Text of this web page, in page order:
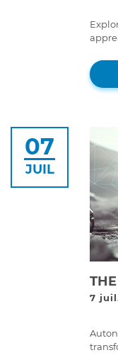
duty
07
JUIL
7